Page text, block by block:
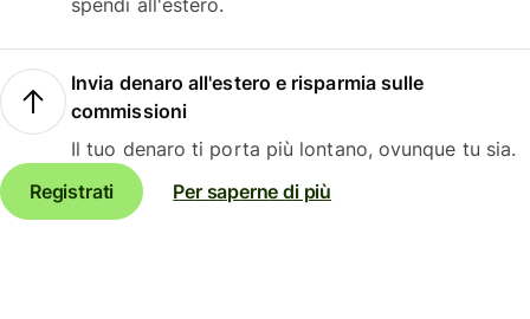
spendi all'estero.
Invia denaro all'estero e risparmia sulle
commissioni
Il tuo denaro ti porta più lontano, ovunque tu sia.
Registrati
Per saperne di più